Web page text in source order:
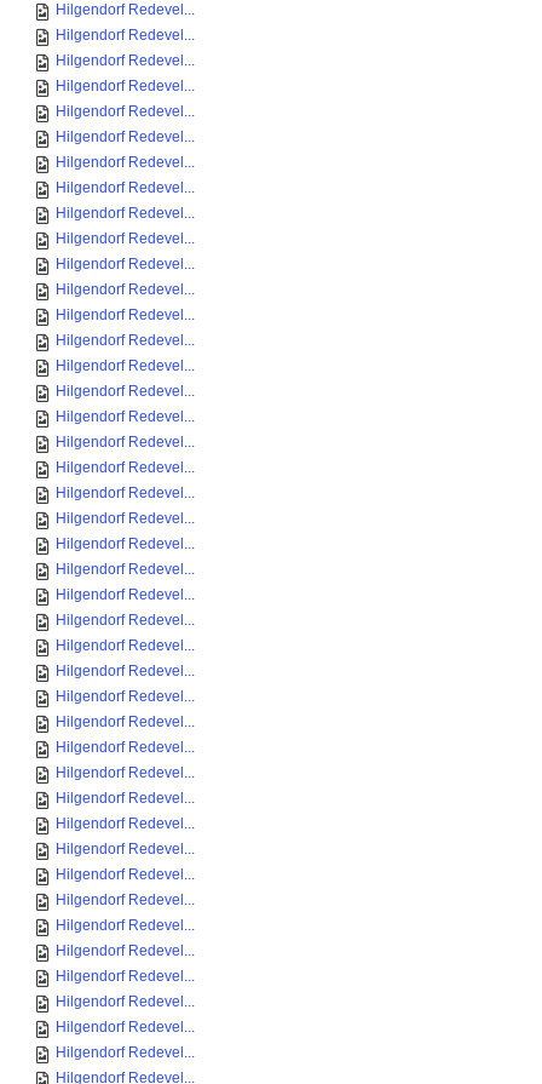
Hilgendorf Redevel...
Hilgendorf Redevel...
Hilgendorf Redevel...
Hilgendorf Redevel...
Hilgendorf Redevel...
Hilgendorf Redevel...
Hilgendorf Redevel...
Hilgendorf Redevel...
Hilgendorf Redevel...
Hilgendorf Redevel...
Hilgendorf Redevel...
Hilgendorf Redevel...
Hilgendorf Redevel...
Hilgendorf Redevel...
Hilgendorf Redevel...
Hilgendorf Redevel...
Hilgendorf Redevel...
Hilgendorf Redevel...
Hilgendorf Redevel...
Hilgendorf Redevel...
Hilgendorf Redevel...
Hilgendorf Redevel...
Hilgendorf Redevel...
Hilgendorf Redevel...
Hilgendorf Redevel...
Hilgendorf Redevel...
Hilgendorf Redevel...
Hilgendorf Redevel...
Hilgendorf Redevel...
Hilgendorf Redevel...
Hilgendorf Redevel...
Hilgendorf Redevel...
Hilgendorf Redevel...
Hilgendorf Redevel...
Hilgendorf Redevel...
Hilgendorf Redevel...
Hilgendorf Redevel...
Hilgendorf Redevel...
Hilgendorf Redevel...
Hilgendorf Redevel...
Hilgendorf Redevel...
Hilgendorf Redevel...
Hilgendorf Redevel...